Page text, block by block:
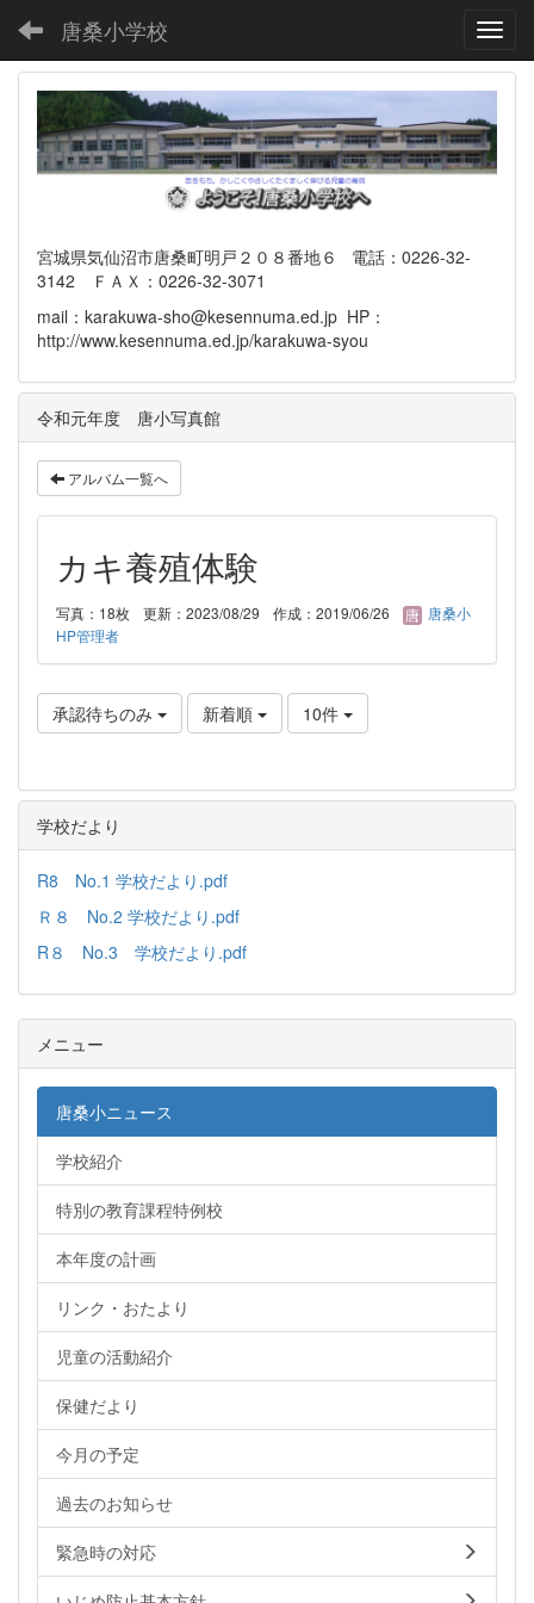
唐桑小学校
宮城県気仙沼市唐桑町明戸２０８番地６ 電話：0226-32-
3142 ＦＡＸ：0226-32-3071
mail：karakuwa-sho@kesennuma.ed.jp HP：
http://www.kesennuma.ed.jp/karakuwa-syou
令和元年度 唐小写真館
アルバム一覧へ
カキ養殖体験
写真：18枚 更新：2023/08/29 作成：2019/06/26
唐桑小
HP管理者
承認待ちのみ 新着順 10件
学校だより
R8 No.1 学校だより.pdf
Ｒ８ No.2 学校だより.pdf
R８ No.3 学校だより.pdf
メニュー
唐桑小ニュース
学校紹介
特別の教育課程特例校
本年度の計画
リンク・おたより
児童の活動紹介
保健だより
今月の予定
過去のお知らせ
緊急時の対応